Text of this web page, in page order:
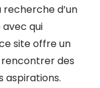
recherche d’un
avec qui
site offre un
des
aspirations.